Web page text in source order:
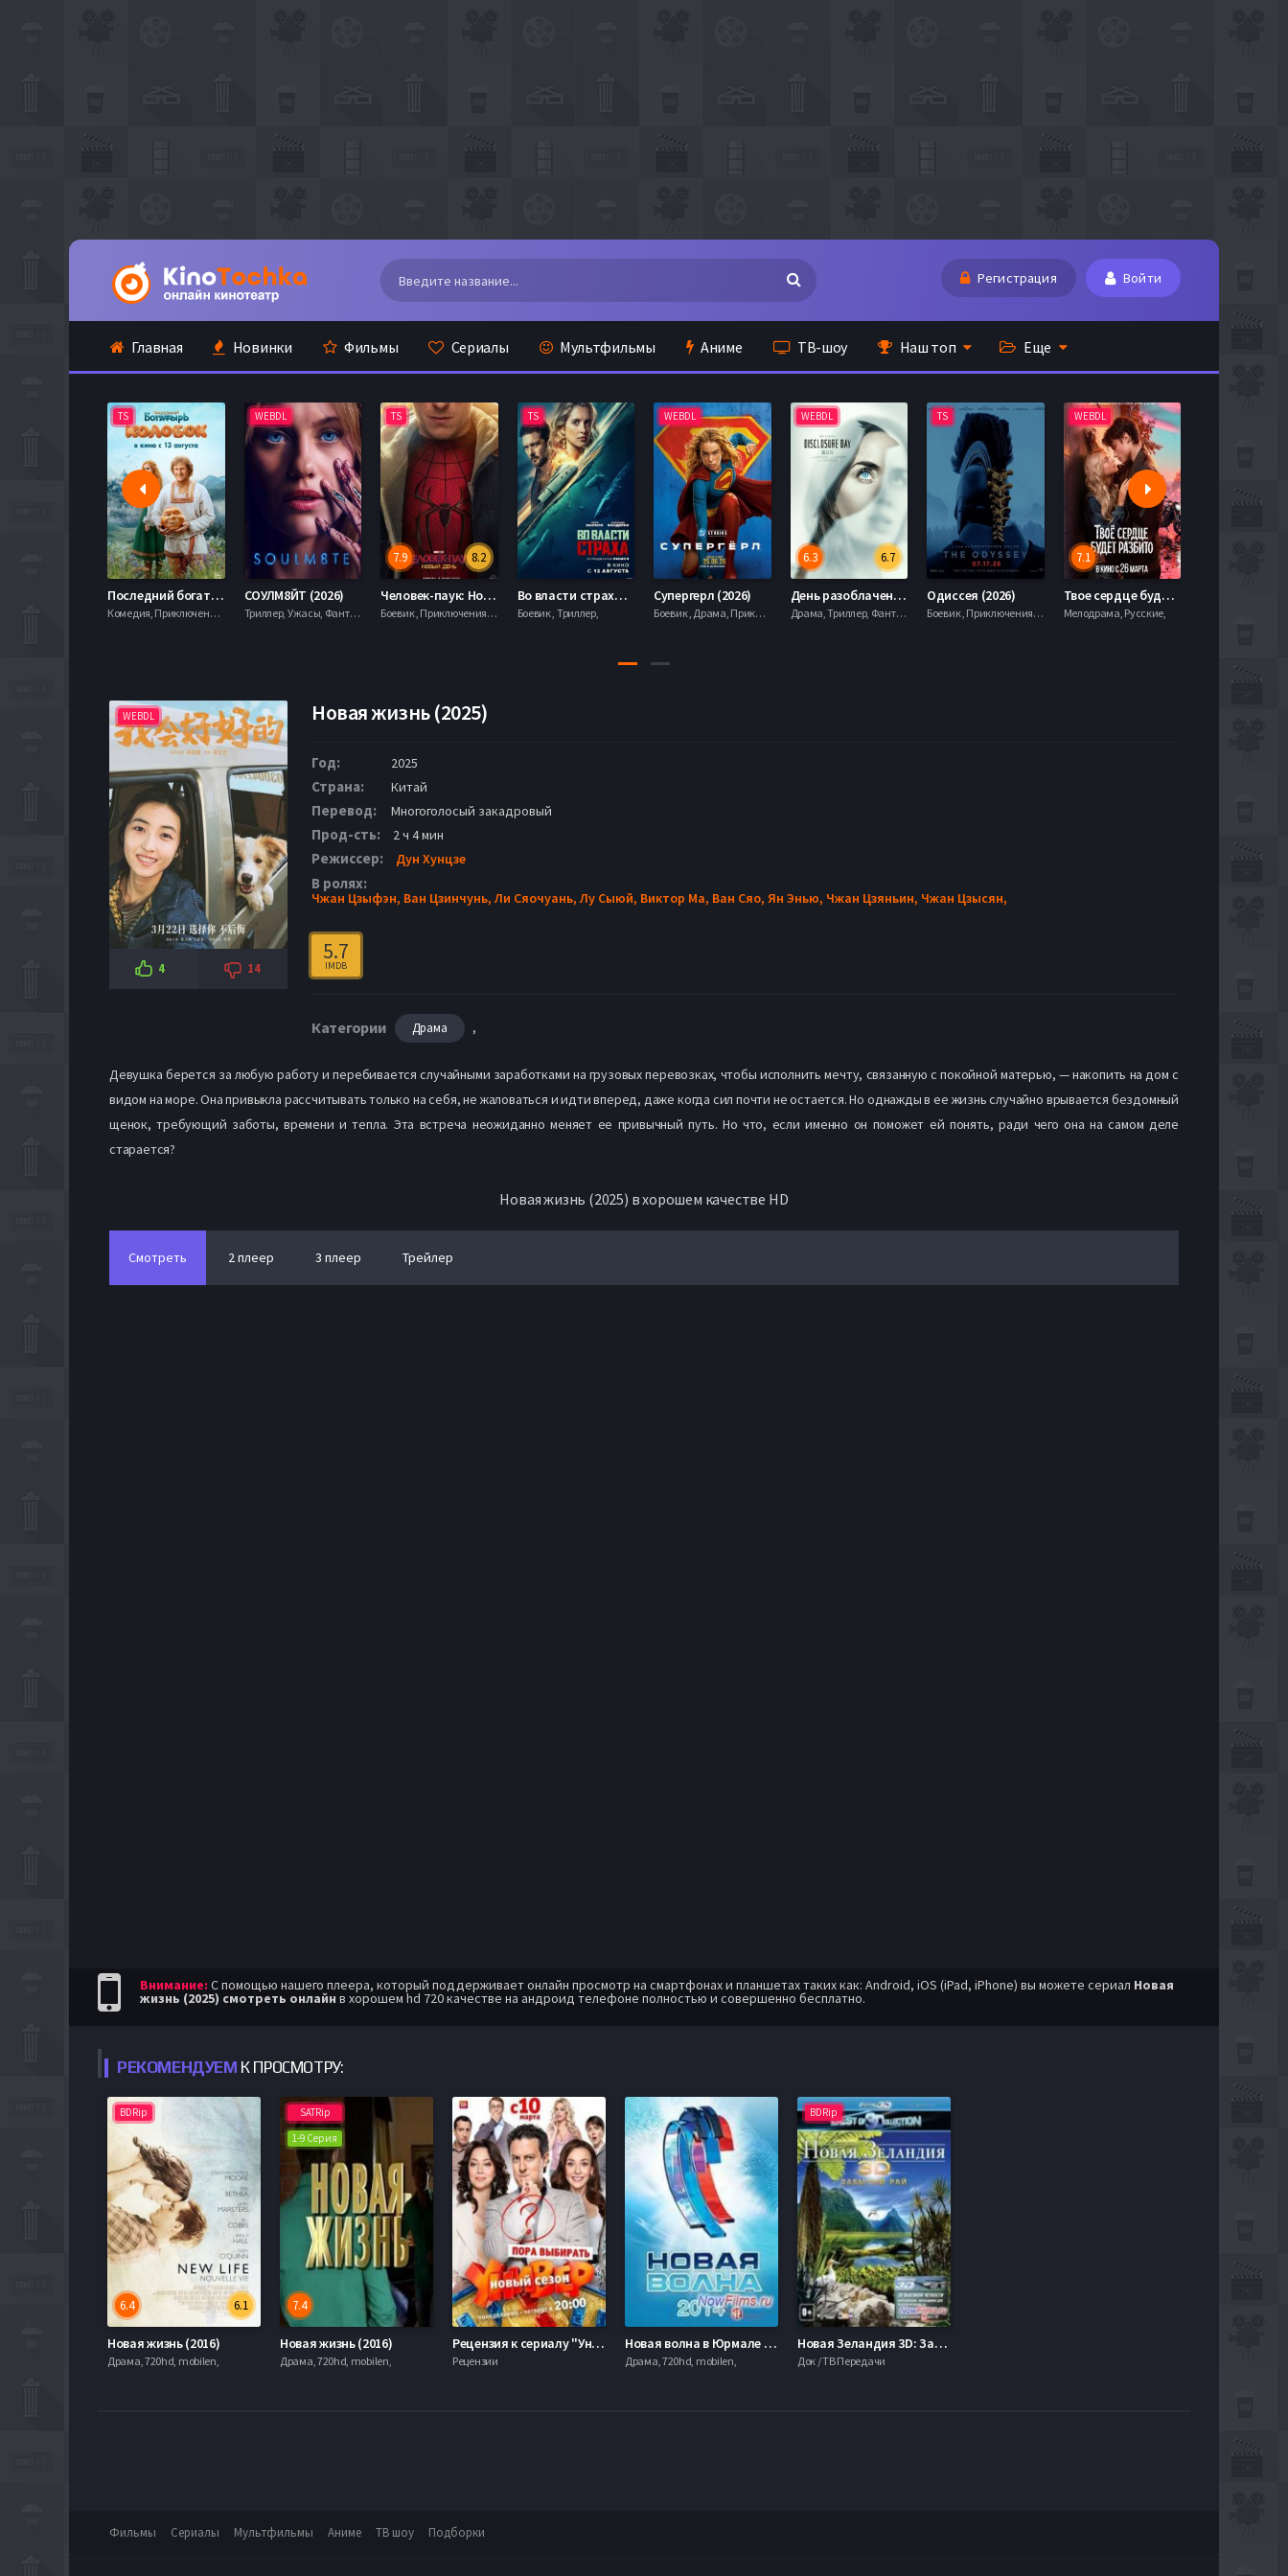
Регистрация Войти
Главная Новинки Фильмы Сериалы Мультфильмы Аниме ТВ-шоу Наш топ Еще
TS
Последний богатырь. Колобок (2026)
Комедия, Приключения, Фэнтези,
WEBDL
СОУЛМ8ЙТ (2026)
Триллер, Ужасы, Фантастика,
TS
8.2
7.9
Человек-паук: Новый день (2026)
Боевик , Приключения, Фантастика, Фэнтези,
TS
Во власти страха (2026)
Боевик , Триллер,
WEBDL
Супергерл (2026)
Боевик , Драма, Приключения, Фантастика,
WEBDL
6.7
6.3
День разоблачения (2026)
Драма, Триллер, Фантастика,
TS
Одиссея (2026)
Боевик , Приключения, Фэнтези,
WEBDL
7.1
Твое сердце будет разбито (2026)
Мелодрама, Русские,
WEBDL
4 14
Новая жизнь (2025)
Год: 2025
Страна: Китай
Перевод: Многоголосый закадровый
Прод-сть: 2 ч 4 мин
Режиссер: Дун Хунцзе
В ролях:
Чжан Цзыфэн, Ван Цзинчунь,Ли Сяочуань,Лу Сыюй, Виктор Ма, Ван Сяо, Ян Энью, Чжан Цзяньин, Чжан Цзысян,
5.7
IMDB
Категории Драма ,
Девушка берется за любую работу и перебивается случайными заработками на грузовых перевозках, чтобы исполнить мечту, связанную с покойной матерью, — накопить на дом с
видом на море. Она привыкла рассчитывать только на себя, не жаловаться и идти вперед, даже когда сил почти не остается. Но однажды в ее жизнь случайно врывается бездомный
щенок, требующий заботы, времени и тепла. Эта встреча неожиданно меняет ее привычный путь. Но что, если именно он поможет ей понять, ради чего она на самом деле
старается?
Новая жизнь (2025) в хорошем качестве HD
Смотреть 2 плеер 3 плеер Трейлер
Внимание: С помощью нашего плеера, который поддерживает онлайн просмотр на смартфонах и планшетах таких как: Android, iOS (iPad, iPhone) вы можете сериал Новая
жизнь (2025) смотреть онлайн в хорошем hd 720 качестве на андроид телефоне полностью и совершенно бесплатно.
РЕКОМЕНДУЕМ К ПРОСМОТРУ:
BDRip
6.1
6.4
Новая жизнь (2016)
Драма, 720hd, mobilen,
SATRip
1-9 Серия
7.4
Новая жизнь (2016)
Драма, 720hd, mobilen,
Рецензия к сериалу "Универ. Новая общага"
Рецензии
Новая волна в Юрмале 2014 (2014)
Драма, 720hd, mobilen,
BDRip
Новая Зеландия 3D: Забытый рай (2013)
Док / ТВ Передачи
Фильмы Сериалы Мультфильмы Аниме ТВ шоу Подборки